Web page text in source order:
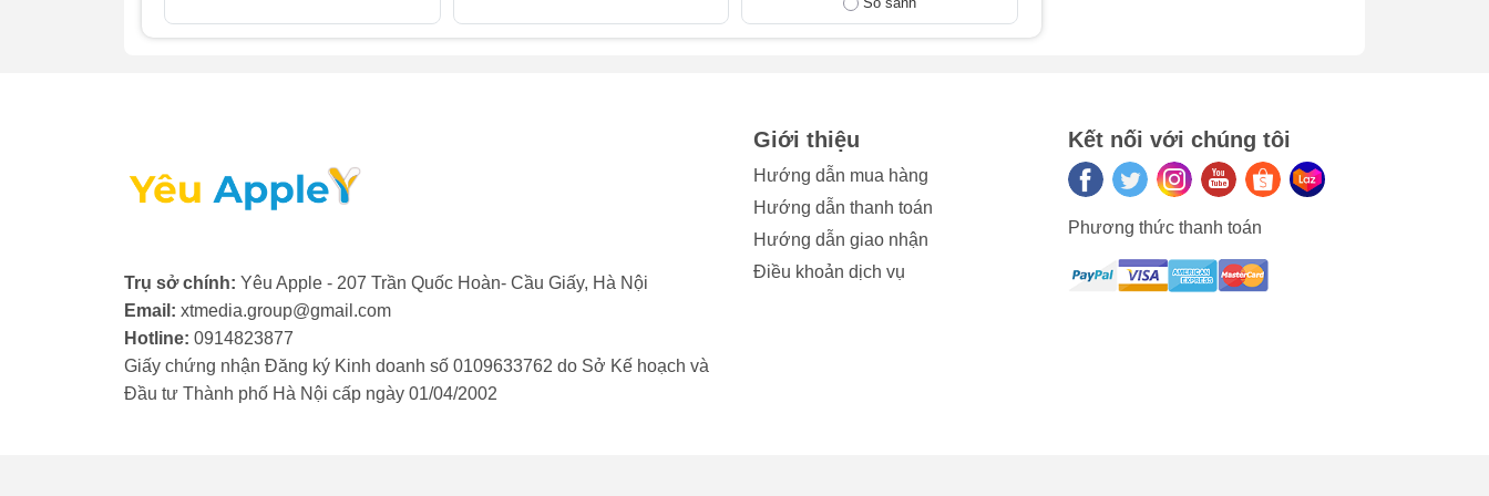
2. Khi nào cần thay camera trước cho iPad Mini 2?
- Chất lượng ảnh chụp kém đi rõ rệt, xuất hiện các vết đốm hoặc sọc lạ.
- Khi mở ứng dụng camera, màn hình chỉ hiển thị một màu đen, không thể sử dụng được.
tức. Việc này không chỉ giúp khôi phục chức năng của camera mà còn ngăn ngừa hư hỏng lây lan sang các
bộ phận khác bên trong thiết bị, đảm bảo an toàn và kéo dài tuổi thọ cho chiếc iPad của bạn.
Trụ sở chính: Yêu Apple - 207 Trần Quốc Hoàn- Cầu Giấy, Hà Nội
Email: xtmedia.group@gmail.com
Hotline: 0914823877
Giấy chứng nhận Đăng ký Kinh doanh số 0109633762 do Sở Kế hoạch và
Đầu tư Thành phố Hà Nội cấp ngày 01/04/2002
Giới thiệu
Hướng dẫn mua hàng
Hướng dẫn thanh toán
Hướng dẫn giao nhận
Điều khoản dịch vụ
Kết nối với chúng tôi
Phương thức thanh toán